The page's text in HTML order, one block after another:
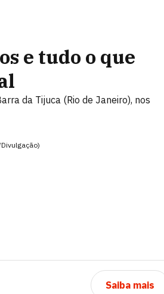
e tudo o que
da Tijuca (Rio de Janeiro), nos
Saiba mais